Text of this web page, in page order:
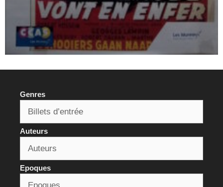
Genres
Auteurs
Epoques